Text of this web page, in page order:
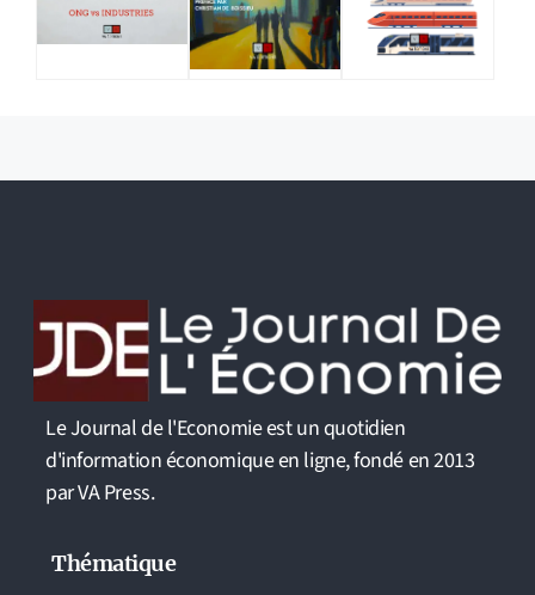
Le Journal de l'Economie est un quotidien
d'information économique en ligne, fondé en 2013
par VA Press.
Thématique